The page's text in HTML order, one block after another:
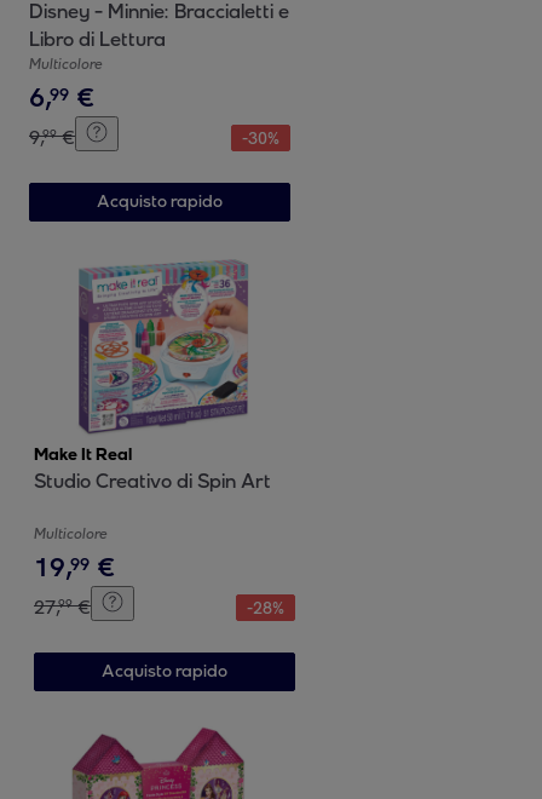
Disney - Minnie: Braccialetti e
Libro di Lettura
Multicolore
6,99 €
9,99 € -30%
Acquisto rapido
Make It Real
Studio Creativo di Spin Art
Multicolore
19,99 €
27,99 € -28%
Acquisto rapido